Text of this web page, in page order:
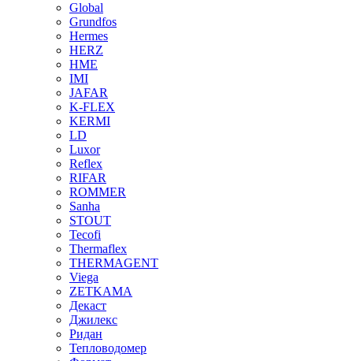
Global
Grundfos
Hermes
HERZ
HME
IMI
JAFAR
K-FLEX
KERMI
LD
Luxor
Reflex
RIFAR
ROMMER
Sanha
STOUT
Tecofi
Thermaflex
THERMAGENT
Viega
ZETKAMA
Декаст
Джилекс
Ридан
Тепловодомер